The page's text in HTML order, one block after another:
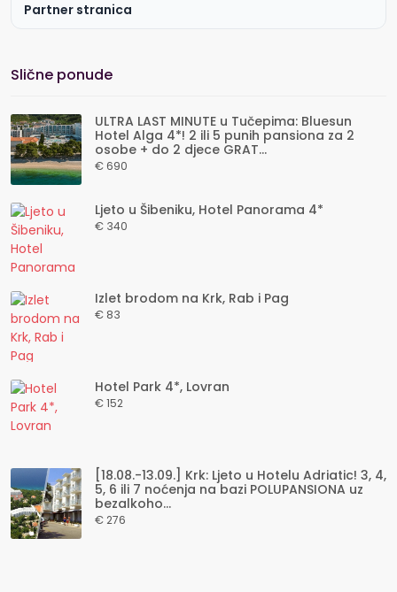
Partner stranica
Slične ponude
ULTRA LAST MINUTE u Tučepima: Bluesun
Hotel Alga 4*! 2 ili 5 punih pansiona za 2
osobe + do 2 djece GRAT...
€ 690
Ljeto u Šibeniku, Hotel Panorama 4*
€ 340
Izlet brodom na Krk, Rab i Pag
€ 83
Hotel Park 4*, Lovran
€ 152
[18.08.-13.09.] Krk: Ljeto u Hotelu Adriatic! 3, 4,
5, 6 ili 7 noćenja na bazi POLUPANSIONA uz
bezalkoho...
€ 276